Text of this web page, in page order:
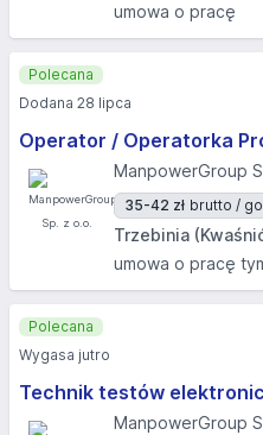
umowa o pracę
Operator / Operatorka
ManpowerGroup
35-42 zł brutto /
Trzebinia
umowa o pracę
Polecana
Dodana 28 lipca
Technik testów
ManpowerGroup
Polecana
Wygasa jutro